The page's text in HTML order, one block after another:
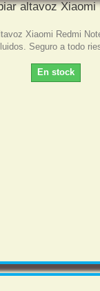
altavoz
Xiaomi Redmi
Seguro a todo
En stock